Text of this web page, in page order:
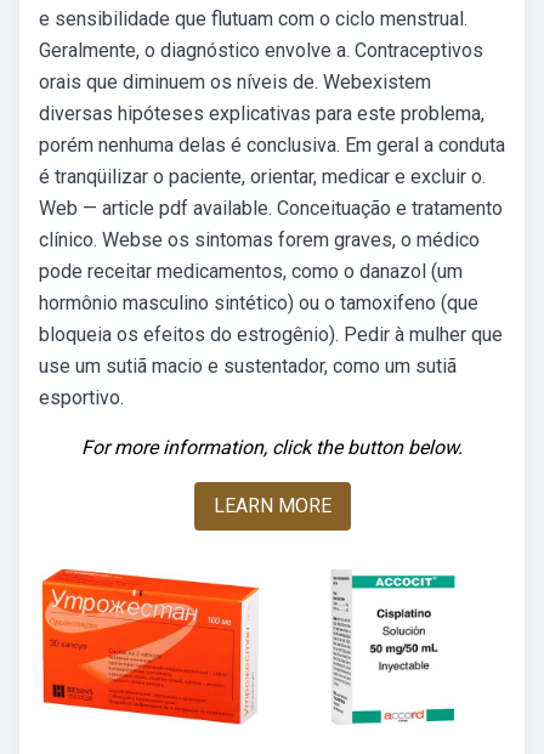
e sensibilidade que flutuam com o ciclo menstrual.
Geralmente, o diagnóstico envolve a. Contraceptivos
orais que diminuem os níveis de. Webexistem
diversas hipóteses explicativas para este problema,
porém nenhuma delas é conclusiva. Em geral a conduta
é tranqüilizar o paciente, orientar, medicar e excluir o.
Web — article pdf available. Conceituação e tratamento
clínico. Webse os sintomas forem graves, o médico
pode receitar medicamentos, como o danazol (um
hormônio masculino sintético) ou o tamoxifeno (que
bloqueia os efeitos do estrogênio). Pedir à mulher que
use um sutiã macio e sustentador, como um sutiã
esportivo.
For more information, click the button below.
LEARN MORE